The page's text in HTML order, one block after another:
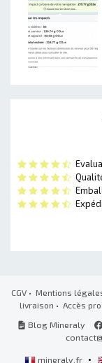
CGV • Mentions
livraison • Accès
Blog Mineraly
mineraly.fr •